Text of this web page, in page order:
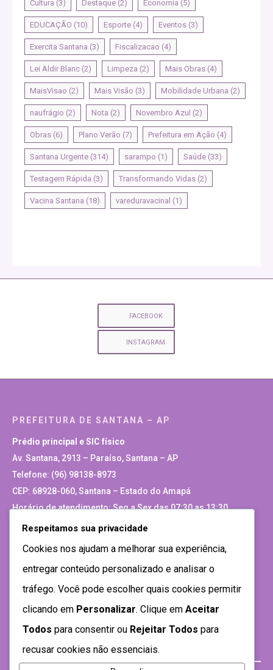
Cultura (3) Destaque (2) Economia (5)
EDUCAÇÃO (10) Esporte (4) Eventos (3)
Exercita Santana (3) Fiscalizacao (4)
Lei Aldir Blanc (2) Limpeza (2) Mais Obras (4)
MaisVisao (2) Mais Visão (3) Mobilidade Urbana (2)
naufrágio (2) Nota (2) Novembro Azul (2)
Obras (6) Plano Verão (7) Prefeitura em Ação (4)
Santana Urgente (314) sarampo (1) Saúde (33)
Testagem Rápida (3) Transformando Vidas (2)
Vacina Santana (18) vareduravacinal (1)
FACEBOOK
INSTAGRAM
PREFEITURA DE SANTANA – AP
Prédio principal e SIC físico
Av. Santana, 2913 – Paraíso, Santana – AP
Telefone: (96) 98138-8973
CEP: 68928-060, Santana – Estado do Amapá
Horário de atendimento: Seg a Sex das 07:30 as 13:30
Site Antigo
Respeitamos sua privacidade
Cookies nos ajudam a melhorar sua experiência,
entregar conteúdo personalizado e analisar o
tráfego. Você pode escolher quais cookies permitir
clicando em Personalizar. Clique em Aceitar
Todos para consentir ou Rejeitar Todos para
recusar cookies não essenciais.